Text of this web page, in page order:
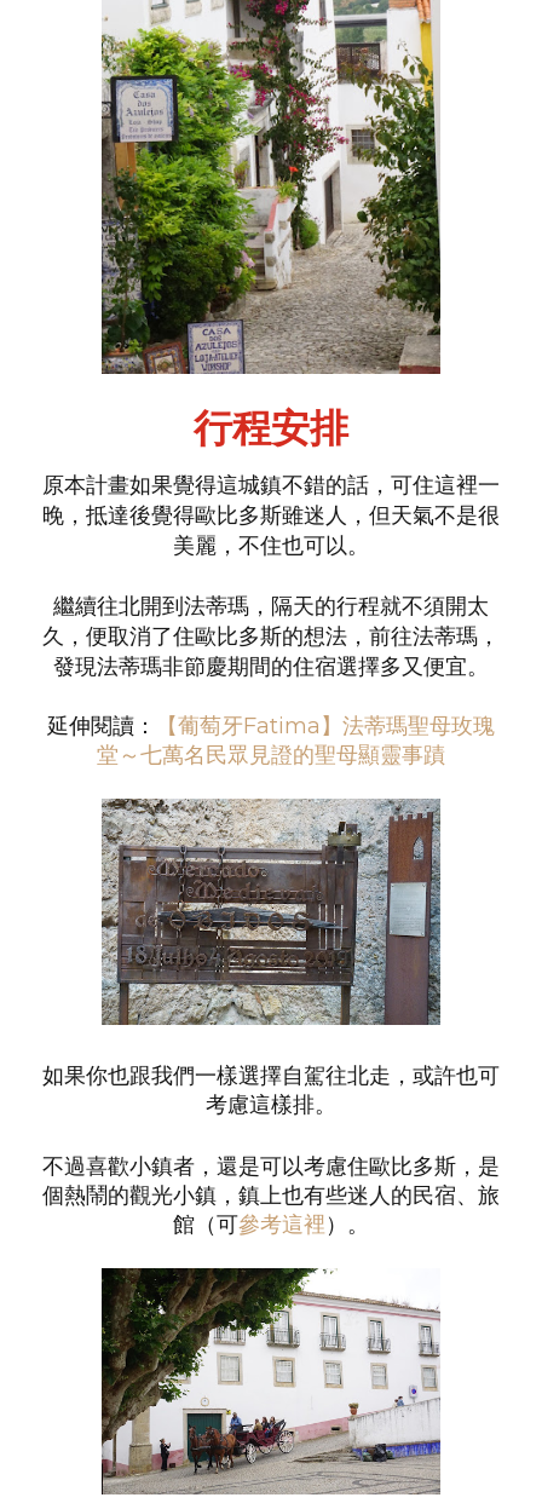
行程安排
原本計畫如果覺得這城鎮不錯的話，可住這裡一
晚，抵達後覺得歐比多斯雖迷人，但天氣不是很
美麗，不住也可以。
繼續往北開到法蒂瑪，隔天的行程就不須開太
久，便取消了住歐比多斯的想法，前往法蒂瑪，
發現法蒂瑪非節慶期間的住宿選擇多又便宜。
延伸閱讀：
【葡萄牙Fatima】法蒂瑪聖母玫瑰
堂～七萬名民眾見證的聖母顯靈事蹟
如果你也跟我們一樣選擇自駕往北走，或許也可
考慮這樣排。
不過喜歡小鎮者，還是可以考慮住歐比多斯，是
個熱鬧的觀光小鎮，鎮上也有些迷人的民宿、旅
館（可參考這裡）。